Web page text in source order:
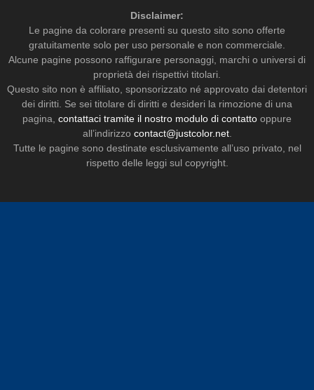
Disclaimer:
Le pagine da colorare presenti su questo sito sono offerte
gratuitamente solo per uso personale e non commerciale.
Alcune pagine possono raffigurare personaggi, marchi o universi di
proprietà dei rispettivi titolari.
Questo sito non è affiliato, sponsorizzato né approvato dai detentori
dei diritti. Se sei titolare di diritti e desideri la rimozione di una
pagina, contattaci tramite il nostro modulo di contatto oppure
all’indirizzo contact@justcolor.net.
Tutte le pagine sono destinate esclusivamente all’uso privato, nel
rispetto delle leggi sul copyright.